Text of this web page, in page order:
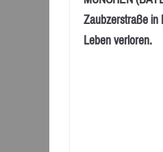
Zaubzerstraße in
Leben verloren.